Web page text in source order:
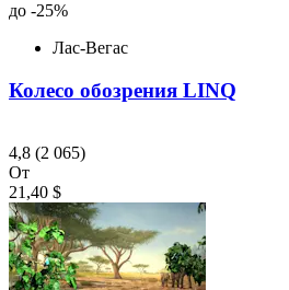
до -25%
Лас-Вегас
Колесо обозрения LINQ
4,8 (2 065)
От
21,40 $